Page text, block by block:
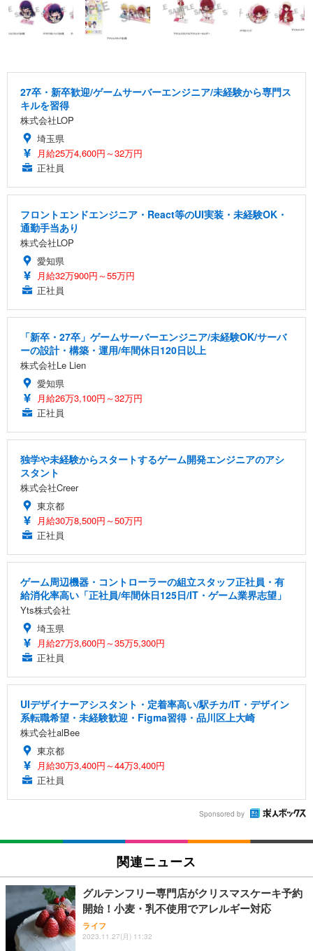
27卒・新卒歓迎/ゲームサーバーエンジニア/未経験から専門ス
キルを習得
株式会社LOP
埼玉県
月給25万4,600円～32万円
正社員
フロントエンドエンジニア・React等のUI実装・未経験OK・
通勤手当あり
株式会社LOP
愛知県
月給32万900円～55万円
正社員
「新卒・27卒」ゲームサーバーエンジニア/未経験OK/サーバ
ーの設計・構築・運用/年間休日120日以上
株式会社Le Lien
愛知県
月給26万3,100円～32万円
正社員
独学や未経験からスタートするゲーム開発エンジニアのアシ
スタント
株式会社Creer
東京都
月給30万8,500円～50万円
正社員
ゲーム周辺機器・コントローラーの組立スタッフ正社員・有
給消化率高い「正社員/年間休日125日/IT・ゲーム業界志望」
Yts株式会社
埼玉県
月給27万3,600円～35万5,300円
正社員
UIデザイナーアシスタント・定着率高い/駅チカ/IT・デザイン
系転職希望・未経験歓迎・Figma習得・品川区上大崎
株式会社alBee
東京都
月給30万3,400円～44万3,400円
正社員
Sponsored by
関連ニュース
グルテンフリー専門店がクリスマスケーキ予約
開始！小麦・乳不使用でアレルギー対応
ライフ
2023.11.27(月) 11:32